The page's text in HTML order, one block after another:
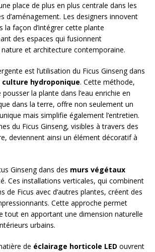
place de plus en plus centrale dans les
d’aménagement. Les designers innovent
la façon d’intégrer cette plante
des espaces qui fusionnent
et architecture contemporaine.
est l’utilisation du Ficus Ginseng dans
hydroponique. Cette méthode,
la plante dans l’eau enrichie en
dans la terre, offre non seulement un
mais simplifie également l’entretien.
du Ficus Ginseng, visibles à travers des
deviennent ainsi un élément décoratif à
Ginseng dans des murs végétaux
Ces installations verticales, qui combinent
de Ficus avec d’autres plantes, créent des
Cette approche permet
tout en apportant une dimension naturelle
urbains.
de éclairage horticole LED ouvrent